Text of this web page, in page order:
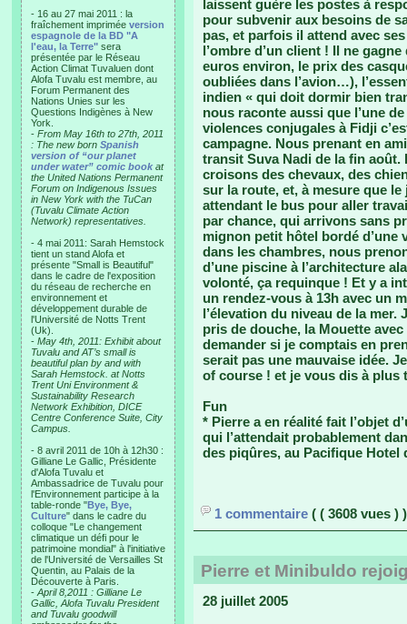
- 16 au 27 mai 2011 : la
fraîchement imprimée version
espagnole de la BD "A
l'eau, la Terre" sera
présentée par le Réseau
Action Climat Tuvaluen dont
Alofa Tuvalu est membre, au
Forum Permanent des
Nations Unies sur les
Questions Indigènes à New
York.
- From May 16th to 27th, 2011
: The new born Spanish
version of “our planet
under water” comic book at
the United Nations Permanent
Forum on Indigenous Issues
in New York with the TuCan
(Tuvalu Climate Action
Network) representatives.
- 4 mai 2011: Sarah Hemstock
tient un stand Alofa et
présente "Small is Beautiful"
dans le cadre de l'exposition
du réseau de recherche en
environnement et
développement durable de
l'Université de Notts Trent
(Uk).
- May 4th, 2011: Exhibit about
Tuvalu and AT’s small is
beautiful plan by and with
Sarah Hemstock. at Notts
Trent Uni Environment &
Sustainability Research
Network Exhibition, DICE
Centre Conference Suite, City
Campus.
- 8 avril 2011 de 10h à 12h30 :
Gilliane Le Gallic, Présidente
d'Alofa Tuvalu et
Ambassadrice de Tuvalu pour
l'Environnement participe à la
table-ronde "Bye, Bye,
Culture" dans le cadre du
colloque "Le changement
climatique un défi pour le
patrimoine mondial" à l'initiative
de l'Université de Versailles St
Quentin, au Palais de la
Découverte à Paris.
- April 8,2011 : Gilliane Le
Gallic, Alofa Tuvalu President
and Tuvalu goodwill
laissent guère les postes à
pour subvenir aux besoins de
pas, et parfois il attend avec
l’ombre d’un client ! Il ne
euros environ, le prix des
oubliées dans l’avion…),
indien « qui doit dormir bien
nous raconte aussi que l’une
violences conjugales à Fidji
campagne. Nous prenant en
transit Suva Nadi de la fin
croisons des chevaux, des
sur la route, et, à mesure que
attendant le bus pour aller
par chance, qui arrivons sans
mignon petit hôtel bordé d’une
dans les chambres, nous
d’une piscine à l’architecture
volonté, ça requinque ! Et y a
un rendez-vous à 13h avec un
l’élevation du niveau de la mer.
pris de douche, la Mouette
demander si je comptais en
serait pas une mauvaise idée.
of course ! et je vous dis à plus
Fun
* Pierre a en réalité fait l’objet
qui l’attendait probablement
des piqûres, au Pacifique Hotel
1 commentaire ( ( 3608 vues ) )
Pierre et Minibuldo
28 juillet 2005